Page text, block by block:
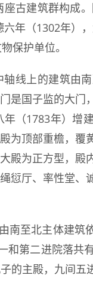
古建筑群构成
年（1302年）
保护单位。
线上的建筑由
国子监的大门
（1783年）增
为顶部重檐，
殿为正方型，
愆厅、率性堂
至北主体建
第二进院落共
的主殿，九间